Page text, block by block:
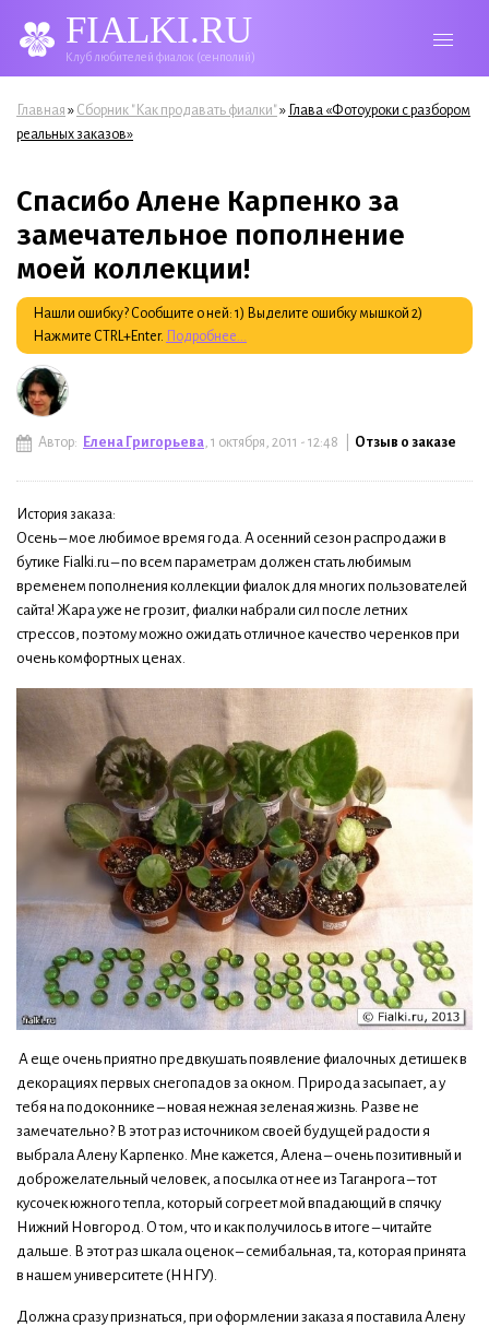
FIALKI.RU
Клуб любителей фиалок (сенполий)
Вы здесь
Главная » Сборник "Как продавать фиалки"» Глава «Фотоуроки с разбором
реальных заказов»
Спасибо Алене Карпенко за
замечательное пополнение
моей коллекции!
Нашли ошибку? Сообщите о ней: 1) Выделите ошибку мышкой 2)
Нажмите CTRL+Enter. Подробнее...
Автор: Елена Григорьева, 1 октября, 2011 - 12:48 | Отзыв о заказе
История заказа:
Осень – мое любимое время года. А осенний сезон распродажи в
бутике Fialki.ru – по всем параметрам должен стать любимым
временем пополнения коллекции фиалок для многих пользователей
сайта! Жара уже не грозит, фиалки набрали сил после летних
стрессов, поэтому можно ожидать отличное качество черенков при
очень комфортных ценах.
А еще очень приятно предвкушать появление фиалочных детишек в
декорациях первых снегопадов за окном. Природа засыпает, а у
тебя на подоконнике – новая нежная зеленая жизнь. Разве не
замечательно? В этот раз источником своей будущей радости я
выбрала Алену Карпенко. Мне кажется, Алена – очень позитивный и
доброжелательный человек, а посылка от нее из Таганрога – тот
кусочек южного тепла, который согреет мой впадающий в спячку
Нижний Новгород. О том, что и как получилось в итоге – читайте
дальше. В этот раз шкала оценок – семибальная, та, которая принята
в нашем университете (ННГУ).
Должна сразу признаться, при оформлении заказа я поставила Алену